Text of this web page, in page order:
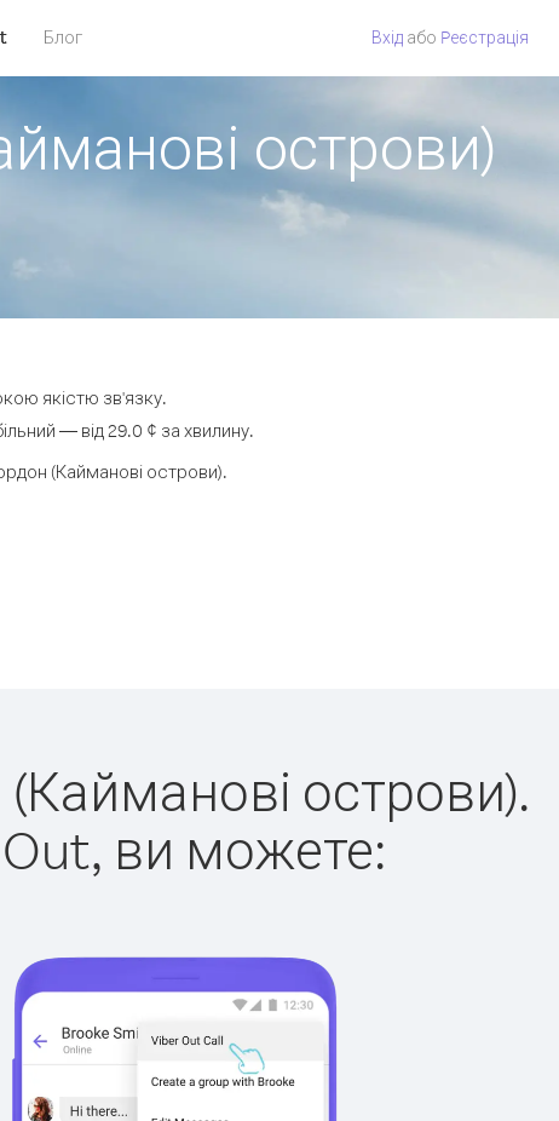
Блог Вхід або Pеєстрація
острови)
якістю зв'язку.
— від 29.0 ¢ за хвилину.
(Кайманові острови).
острови).
ви можете: